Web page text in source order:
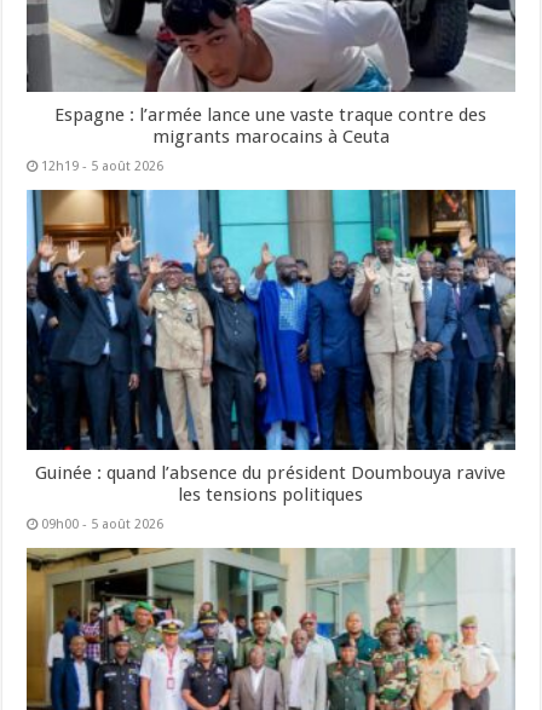
Espagne : l’armée lance une vaste traque contre des
migrants marocains à Ceuta
12h19 - 5 août 2026
Guinée : quand l’absence du président Doumbouya ravive
les tensions politiques
09h00 - 5 août 2026